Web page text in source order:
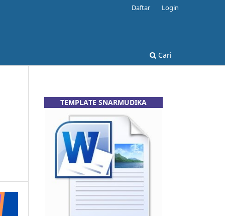
Cari
Daftar Login
TEMPLATE SNARMUDIKA